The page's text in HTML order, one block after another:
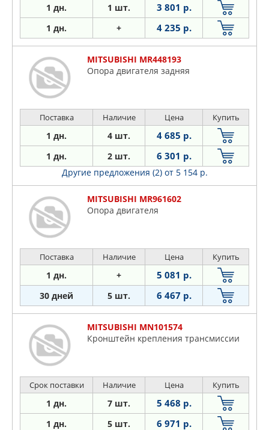
1 дн. 1 шт. 3 801 р.
1 дн. + 4 235 р.
MITSUBISHI MR448193
Опора двигателя задняя
Поставка Наличие Цена Купить
1 дн. 4 шт. 4 685 р.
1 дн. 2 шт. 6 301 р.
Другие предложения (2) от 5 154 р.
MITSUBISHI MR961602
Опора двигателя
Поставка Наличие Цена Купить
1 дн. + 5 081 р.
30 дней 5 шт. 6 467 р.
MITSUBISHI MN101574
Кронштейн крепления трансмиссии
Срок поставки Наличие Цена Купить
1 дн. 7 шт. 5 468 р.
1 дн. 5 шт. 6 971 р.